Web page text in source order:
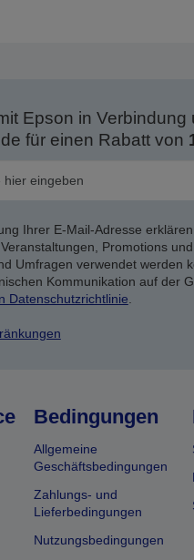
Epson in
für einen Rabatt von
Ihrer E-Mail-Adresse
Promotions
Umfragen verwendet werden
Kommunikation auf der
Datenschutzrichtlinie.
Bedingungen
Allgemeine
Geschäftsbedingungen
Zahlungs- und
Lieferbedingungen
Nutzungsbedingungen